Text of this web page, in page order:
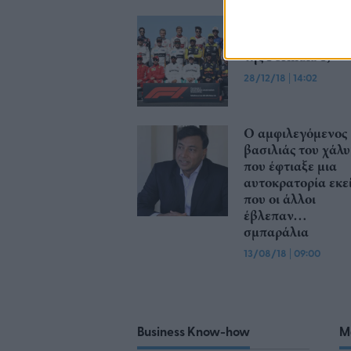
της Formula 1​;
28/12/18 | 14:02
Ο αμφιλεγόμενος
βασιλιάς του
που έφτιαξε μια
αυτοκρατορία
που οι άλλοι
έβλεπαν…
σμπαράλια
13/08/18 | 09:00
Business Know-how